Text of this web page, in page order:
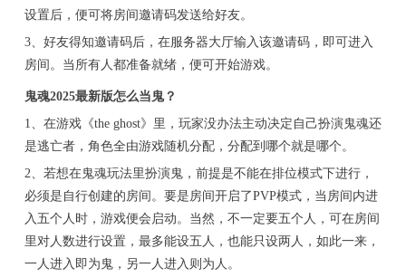
设置后，便可将房间邀请码发送给好友。
3、好友得知邀请码后，在服务器大厅输入该邀请码，即可进入
房间。当所有人都准备就绪，便可开始游戏。
鬼魂2025最新版怎么当鬼？
1、在游戏《the ghost》里，玩家没办法主动决定自己扮演鬼魂还
是逃亡者，角色全由游戏随机分配，分配到哪个就是哪个。
2、若想在鬼魂玩法里扮演鬼，前提是不能在排位模式下进行，
必须是自行创建的房间。要是房间开启了PVP模式，当房间内进
入五个人时，游戏便会启动。当然，不一定要五个人，可在房间
里对人数进行设置，最多能设五人，也能只设两人，如此一来，
一人进入即为鬼，另一人进入则为人。